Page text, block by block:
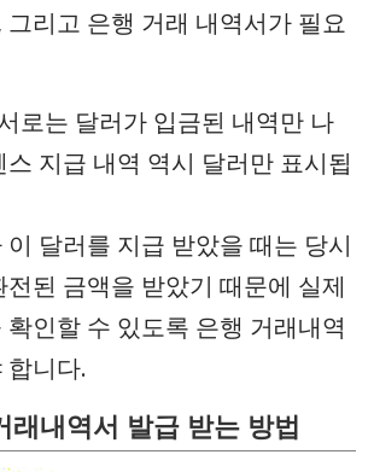
리고 은행 거래 내역서가 필요
로는 달러가 입금된 내역만 나
지급 내역 역시 달러만 표시됩
달러를 지급 받았을 때는 당시
된 금액을 받았기 때문에 실제
인할 수 있도록 은행 거래내역
합니다.
래내역서 발급 받는 방법